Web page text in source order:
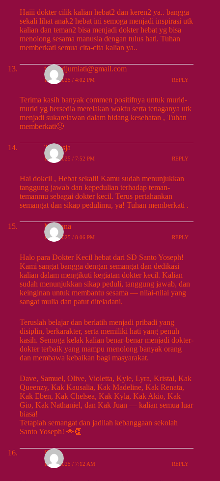
Haiii dokter cilik kalian hebat2 dan keren2 ya.. bangga
sekali lihat anak2 hebat ini semoga menjadi inspirasi utk
kalian dan teman2 bisa menjadi dokter hebat yg bisa
menolong sesama manusia dengan tulus hati. Tuhan
memberkati semua cita-cita kalian ya..
teresadjumiati@gmail.com
10/25/2025 / 4:02 PM REPLY
Terima kasih banyak commen positifnya untuk murid-
murid yg bersedia merelakan waktu serta tenaganya utk
menjadi sukarelawan dalam bidang kesehatan , Tuhan
memberkati🙂
Theresja
10/25/2025 / 7:52 PM REPLY
Hai dokcil , Hebat sekali! Kamu sudah menunjukkan
tanggung jawab dan kepedulian terhadap teman-
temanmu sebagai dokter kecil. Terus pertahankan
semangat dan sikap pedulimu, ya! Tuhan memberkati .
Meiliana
10/25/2025 / 8:06 PM REPLY
Halo para Dokter Kecil hebat dari SD Santo Yoseph!
Kami sangat bangga dengan semangat dan dedikasi
kalian dalam mengikuti kegiatan dokter kecil. Kalian
sudah menunjukkan sikap peduli, tanggung jawab, dan
keinginan untuk membantu sesama — nilai-nilai yang
sangat mulia dan patut diteladani.
Teruslah belajar dan berlatih menjadi pribadi yang
disiplin, berkarakter, serta memiliki hati yang penuh
kasih. Semoga kelak kalian benar-benar menjadi dokter-
dokter terbaik yang mampu menolong banyak orang
dan membawa kebaikan bagi masyarakat.
Dave, Samuel, Olive, Violetta, Kyle, Lyra, Kristal, Kak
Queenzy, Kak Kausalia, Kak Madeline, Kak Renata,
Kak Eben, Kak Chelsea, Kak Kyla, Kak Akio, Kak
Gio, Kak Nathaniel, dan Kak Juan — kalian semua luar
biasa!
Tetaplah semangat dan jadilah kebanggaan sekolah
Santo Yoseph! 🌟👏
Santi
10/26/2025 / 7:12 AM REPLY